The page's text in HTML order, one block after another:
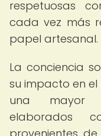
respetuosas
cada vez más
papel artesanal.
La conciencia
su impacto en
una mayor
elaborados